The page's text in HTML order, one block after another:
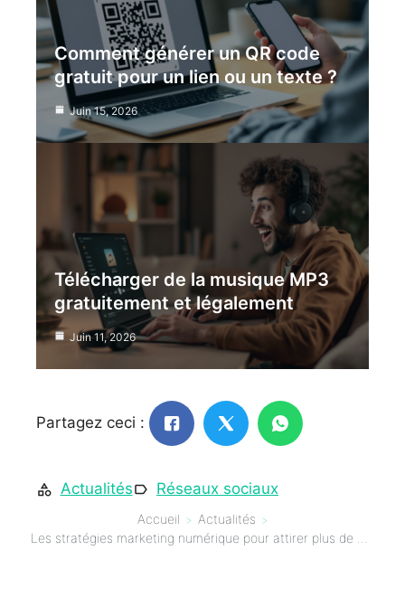
Comment générer un QR code
gratuit pour un lien ou un texte ?
Juin 15, 2026
Télécharger de la musique MP3
gratuitement et légalement
Juin 11, 2026
Partagez ceci :
Actualités Réseaux sociaux
Accueil
Actualités